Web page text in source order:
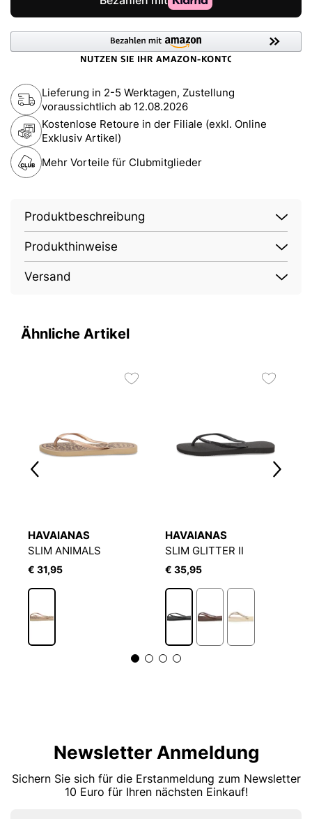
Lieferung in 2-5 Werktagen, Zustellung
voraussichtlich ab 12.08.2026
Kostenlose Retoure in der Filiale (exkl. Online
Exklusiv Artikel)
Mehr Vorteile für Clubmitglieder
Produktbeschreibung
Produkthinweise
Versand
Ähnliche Artikel
HAVAIANAS
SLIM ANIMALS
€ 31,95
HAVAIANAS
SLIM GLITTER II
€ 35,95
Newsletter Anmeldung
Sichern Sie sich für die Erstanmeldung zum Newsletter
10 Euro für Ihren nächsten Einkauf!